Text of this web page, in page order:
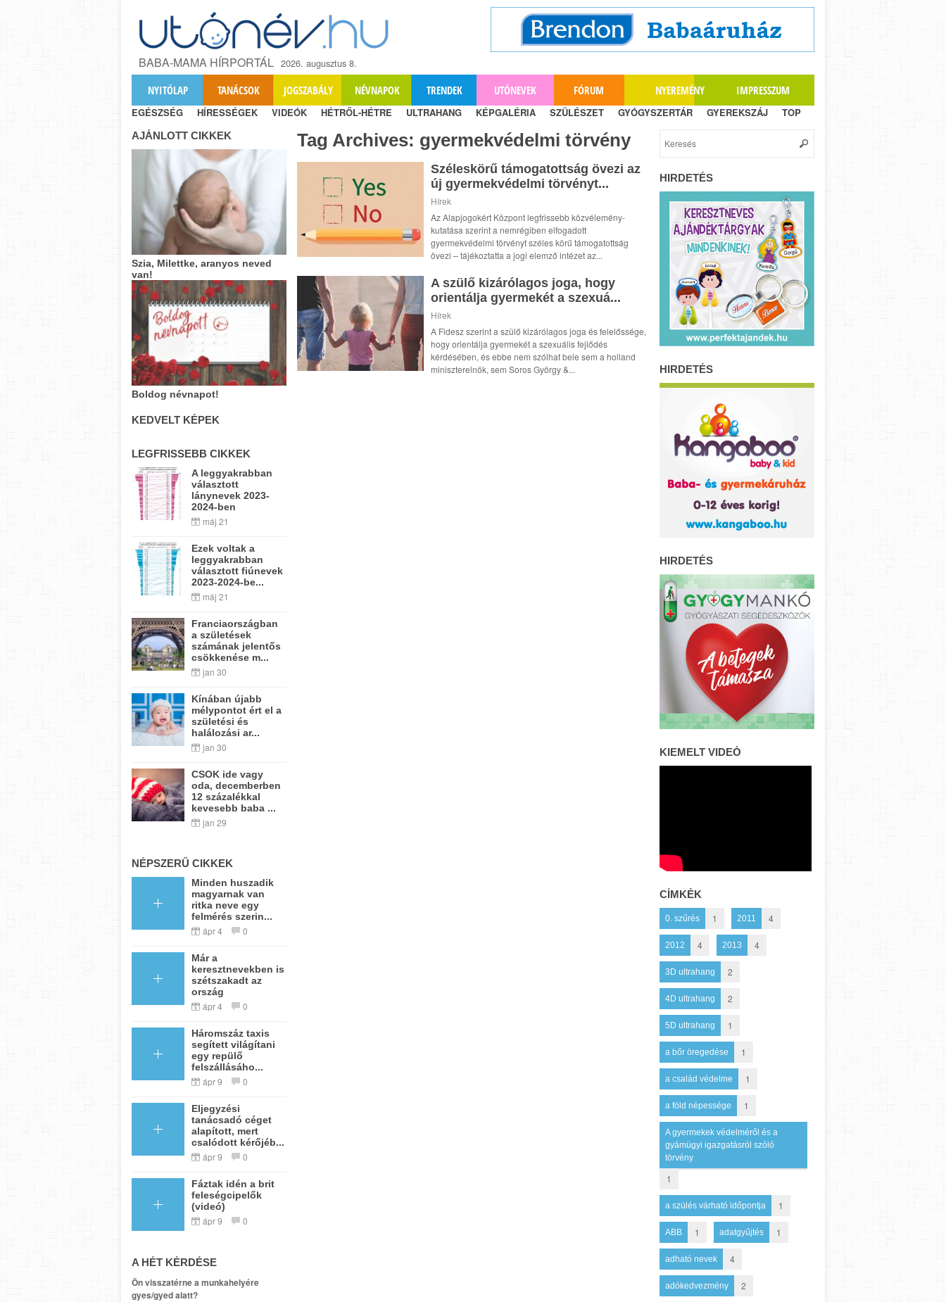
BABA-MAMA HÍRPORTÁL 2026. augusztus 8.
NYITÓLAP TANÁCSOK JOGSZABÁLY NÉVNAPOK TRENDEK UTÓNEVEK FÓRUM NYEREMÉNY IMPRESSZUM
EGÉSZSÉG HÍRESSÉGEK VIDEÓK HÉTRŐL-HÉTRE ULTRAHANG KÉPGALÉRIA SZÜLÉSZET GYÓGYSZERTÁR GYEREKSZÁJ TOP
Tag Archives: gyermekvédelmi törvény
Széleskörű támogatottság övezi az
új gyermekvédelmi törvényt...
Hírek
Az Alapjogokért Központ legfrissebb közvélemény-
kutatása szerint a nemrégiben elfogadott
gyermekvédelmi törvényt széles körű támogatottság
övezi – tájékoztatta a jogi elemző intézet az...
A szülő kizárólagos joga, hogy
orientálja gyermekét a szexuá...
Hírek
A Fidesz szerint a szülő kizárólagos joga és felelőssége,
hogy orientálja gyermekét a szexuális fejlődés
kérdésében, és ebbe nem szólhat bele sem a holland
miniszterelnök, sem Soros György &...
AJÁNLOTT CIKKEK
Szia, Milettke, aranyos neved
van!
Boldog névnapot!
KEDVELT KÉPEK
LEGFRISSEBB CIKKEK
A leggyakrabban
választott
lánynevek 2023-
2024-ben
máj 21
Ezek voltak a
leggyakrabban
választott fiúnevek
2023-2024-be...
máj 21
Franciaországban
a születések
számának jelentős
csökkenése m...
jan 30
Kínában újabb
mélypontot ért el a
születési és
halálozási ar...
jan 30
CSOK ide vagy
oda, decemberben
12 százalékkal
kevesebb baba ...
jan 29
NÉPSZERŰ CIKKEK
Minden huszadik
magyarnak van
ritka neve egy
felmérés szerin...
ápr 4 0
Már a
keresztnevekben is
szétszakadt az
ország
ápr 4 0
Háromszáz taxis
segített világítani
egy repülő
felszállásáho...
ápr 9 0
Eljegyzési
tanácsadó céget
alapított, mert
csalódott kérőjéb...
ápr 9 0
Fáztak idén a brit
feleségcipelők
(videó)
ápr 9 0
A HÉT KÉRDÉSE
Ön visszatérne a munkahelyére
gyes/gyed alatt?
HIRDETÉS
HIRDETÉS
HIRDETÉS
KIEMELT VIDEÓ
CÍMKÉK
0. szűrés 1 2011 4
2012 4 2013 4
3D ultrahang 2
4D ultrahang 2
5D ultrahang 1
a bőr öregedése 1
a család védelme 1
a föld népessége 1
A gyermekek védelméről és a
gyámügyi igazgatásról szóló
törvény
1
a szülés várható időpontja 1
ABB 1 adatgyűjtés 1
adható nevek 4
adókedvezmény 2